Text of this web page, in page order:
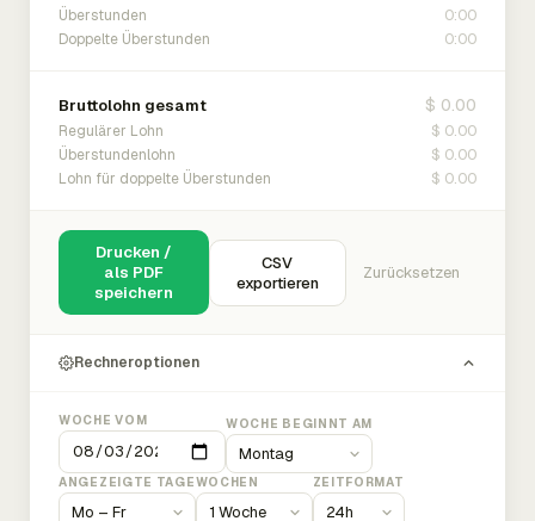
Überstunden 0:00
Doppelte Überstunden 0:00
Bruttolohn gesamt $ 0.00
Regulärer Lohn $ 0.00
Überstundenlohn $ 0.00
Lohn für doppelte Überstunden $ 0.00
Drucken /
als PDF
speichern
CSV
exportieren
Zurücksetzen
Rechneroptionen
WOCHE VOM WOCHE BEGINNT AM
ANGEZEIGTE TAGEWOCHEN ZEITFORMAT